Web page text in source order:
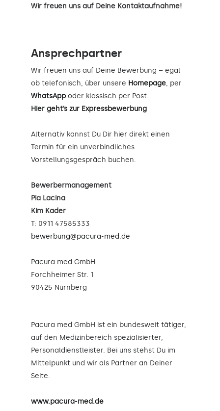
Wir freuen uns auf Deine Kontaktaufnahme!
Ansprechpartner
Wir freuen uns auf Deine Bewerbung – egal
ob telefonisch, über unsere Homepage, per
WhatsApp oder klassisch per Post.
Hier geht’s zur Expressbewerbung
Alternativ kannst Du Dir hier direkt einen
Termin für ein unverbindliches
Vorstellungsgespräch buchen.
Bewerbermanagement
Pia Lacina
Kim Kader
T: 0911 47585333
bewerbung@pacura-med.de
Pacura med GmbH
Forchheimer Str. 1
90425 Nürnberg
Pacura med GmbH ist ein bundesweit tätiger,
auf den Medizinbereich spezialisierter,
Personaldienstleister. Bei uns stehst Du im
Mittelpunkt und wir als Partner an Deiner
Seite.
www.pacura-med.de